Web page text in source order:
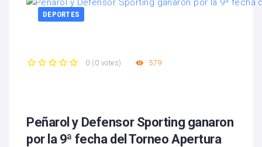
DEPORTES
0 ( 0 votes) 579
Peñarol y Defensor Sporting ganaron
por la 9ª fecha del Torneo Apertura